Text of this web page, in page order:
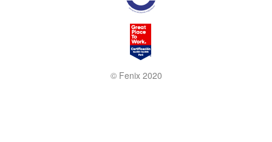
© Fenix 2020